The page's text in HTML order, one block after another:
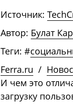
Источник:
Автор: Булат
Теги: #
Ferra.ru /
И чем это
загрузку